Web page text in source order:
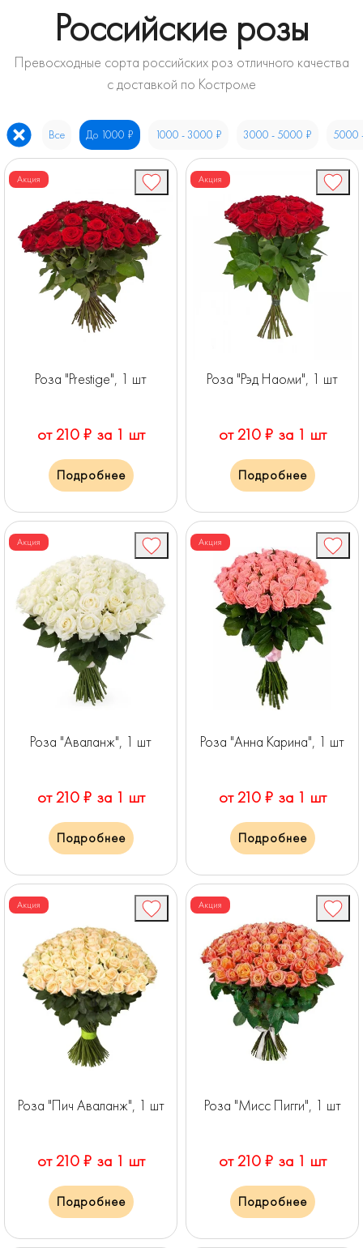
Российские розы
Превосходные сорта российских роз отличного качества
с доставкой по Костроме
Все До 1000 ₽ 1000 - 3000 ₽ 3000 - 5000 ₽ 5000
Акция
Роза "Prestige", 1 шт
от 210 ₽ за 1 шт
Подробнее
Акция
Роза "Рэд Наоми", 1 шт
от 210 ₽ за 1 шт
Подробнее
Акция
Роза "Аваланж", 1 шт
от 210 ₽ за 1 шт
Подробнее
Акция
Роза "Анна Карина", 1 шт
от 210 ₽ за 1 шт
Подробнее
Акция
Роза "Пич Аваланж", 1 шт
от 210 ₽ за 1 шт
Подробнее
Акция
Роза "Мисс Пигги", 1 шт
от 210 ₽ за 1 шт
Подробнее